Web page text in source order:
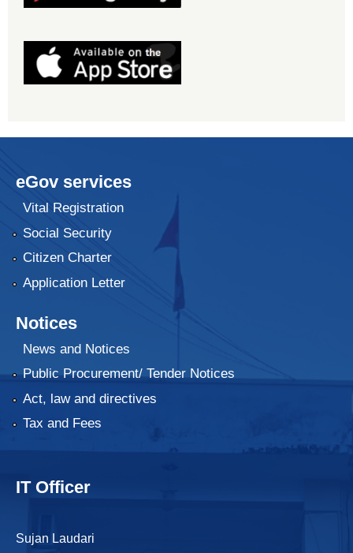
eGov services
Vital Registration
Social Security
Citizen Charter
Application Letter
Notices
News and Notices
Public Procurement/ Tender Notices
Act, law and directives
Tax and Fees
IT Officer
Sujan Laudari